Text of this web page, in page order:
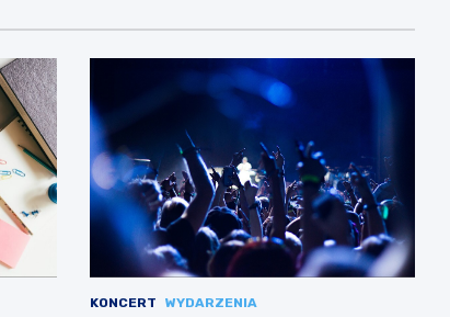
KONCERT WYDARZENIA